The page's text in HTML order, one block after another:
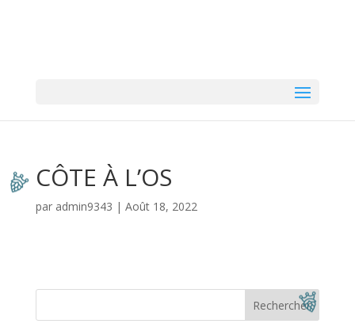
CÔTE À L’OS
par admin9343 | Août 18, 2022
Rechercher